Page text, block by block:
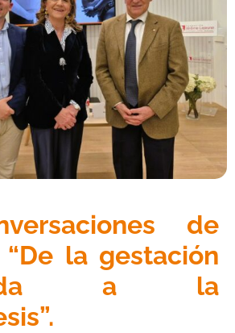
de
“De la gestación
a la
.